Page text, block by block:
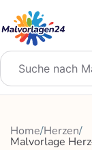
Inhalt
springen
Home/Herzen/
Malvorlage